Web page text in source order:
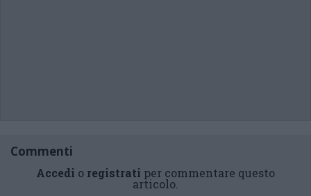
Commenti
Accedi o registrati per commentare questo
articolo.